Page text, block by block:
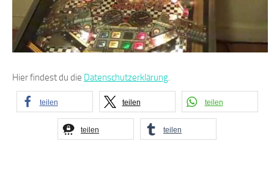
Hier findest du die Datenschutzerklärung.
teilen teilen teilen
teilen teilen